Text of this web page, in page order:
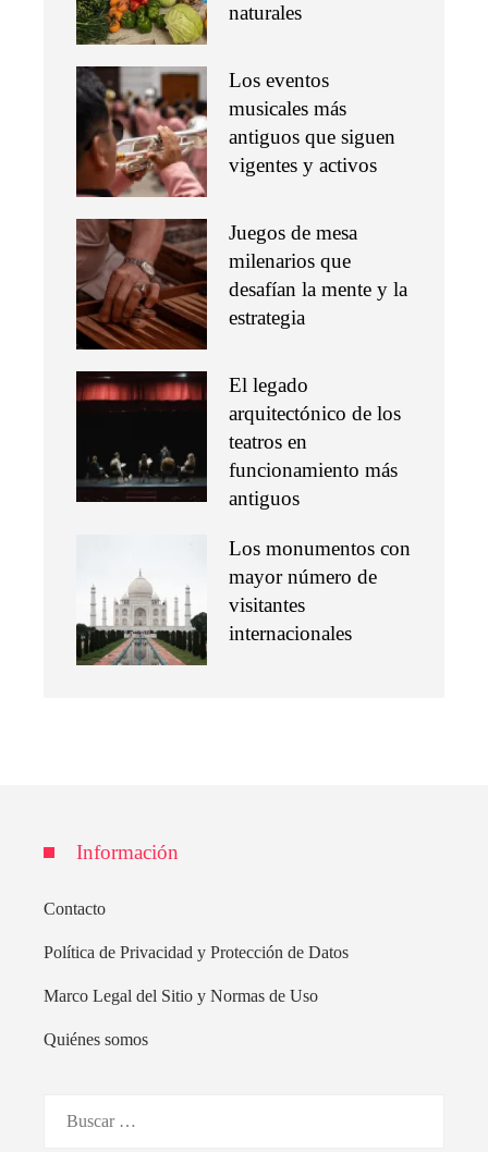
naturales
Los eventos
musicales más
antiguos que siguen
vigentes y activos
Juegos de mesa
milenarios que
desafían la mente y la
estrategia
El legado
arquitectónico de los
teatros en
funcionamiento más
antiguos
Los monumentos con
mayor número de
visitantes
internacionales
Información
Contacto
Política de Privacidad y Protección de Datos
Marco Legal del Sitio y Normas de Uso
Quiénes somos